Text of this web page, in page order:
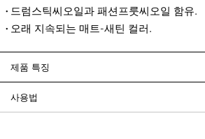
드럼스틱씨오일과 패션프룻씨오일 함유.
오래 지속되는 매트-새틴 컬러.
제품 특징
사용법